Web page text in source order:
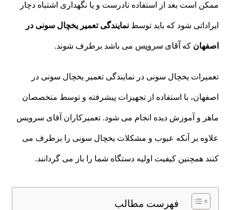
ممکن است بعد از استفاده نادرست و یا نگهداری اشتباه دچار
ایراداتی شود که باید توسطنمایندگی تعمیر یخچال سونی در
اصفهان که آقای سرویس می باشد برطرف شوند.
تعمیرات یخچال سونی در نمایندگی تعمیر یخچال سونی در
اصفهان، با استفاده از تجهیزات پیشرفته و توسط متخصصان
ماهر و آموزش دیده انجام می شود. تعمیرکاران آقای سرویس
علاوه بر آنکه عیوب و مشکلات یخچال سونی را برطرف می
کنند همچنین کیفیت اولیه دستگاه شما را باز می گردانند.
فهرست مطالب